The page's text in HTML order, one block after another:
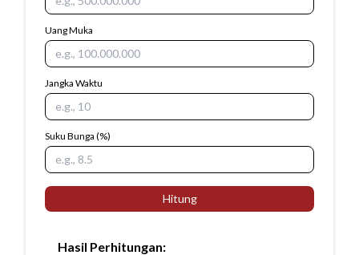
Uang Muka
Jangka Waktu
Suku Bunga (%)
Hitung
Hasil Perhitungan: